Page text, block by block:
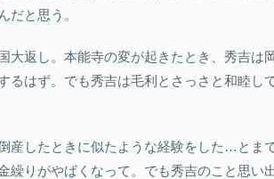
だと思う。
大返し。本能寺の変が起きたとき、秀吉
るはず。でも秀吉は毛利とさっさと和睦
産したときに似たような経験をした…とま
繰りがやばくなって。でも秀吉のこと思